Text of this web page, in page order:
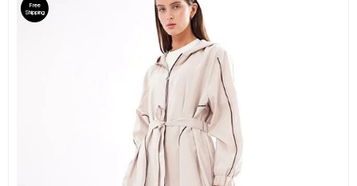
Free
Shipping